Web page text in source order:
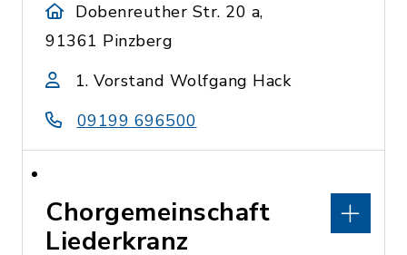
Dobenreuther Str. 20 a,
91361 Pinzberg
1. Vorstand Wolfgang Hack
09199 696500
Chorgemeinschaft
Liederkranz